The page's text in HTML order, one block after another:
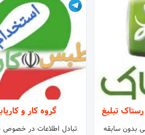
تبلیغ
بدون سابقه
گروه کار و
تبادل اطلاعات در